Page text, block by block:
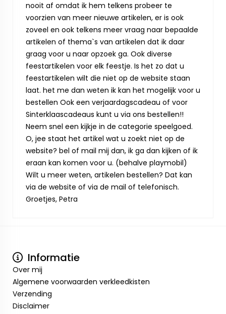
nooit af omdat ik hem telkens probeer te
voorzien van meer nieuwe artikelen, er is ook
zoveel en ook telkens meer vraag naar bepaalde
artikelen of thema`s van artikelen dat ik daar
graag voor u naar opzoek ga. Ook diverse
feestartikelen voor elk feestje. Is het zo dat u
feestartikelen wilt die niet op de website staan
laat. het me dan weten ik kan het mogelijk voor u
bestellen Ook een verjaardagscadeau of voor
Sinterklaascadeaus kunt u via ons bestellen!!
Neem snel een kijkje in de categorie speelgoed.
O, jee staat het artikel wat u zoekt niet op de
website? bel of mail mij dan, ik ga dan kijken of ik
eraan kan komen voor u. (behalve playmobil)
Wilt u meer weten, artikelen bestellen? Dat kan
via de website of via de mail of telefonisch.
Groetjes, Petra
Informatie
Over mij
Algemene voorwaarden verkleedkisten
Verzending
Disclaimer